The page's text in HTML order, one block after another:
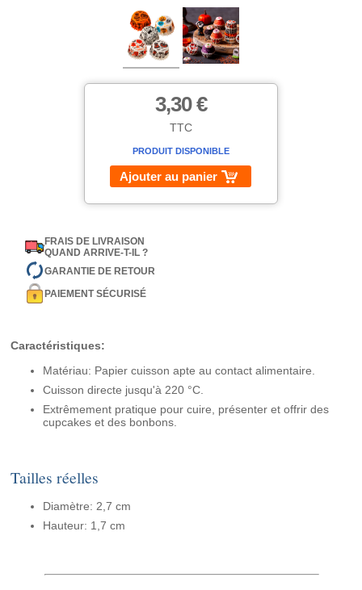
3,30 €
TTC
PRODUIT DISPONIBLE
Ajouter au panier
FRAIS DE LIVRAISON
QUAND ARRIVE-T-IL ?
GARANTIE DE RETOUR
PAIEMENT SÉCURISÉ
Caractéristiques:
Matériau: Papier cuisson apte au contact alimentaire.
Cuisson directe jusqu'à 220 °C.
Extrêmement pratique pour cuire, présenter et offrir des
cupcakes et des bonbons.
Tailles réelles
Diamètre: 2,7 cm
Hauteur: 1,7 cm